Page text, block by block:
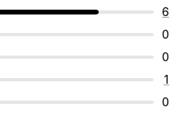
6
0
0
1
0